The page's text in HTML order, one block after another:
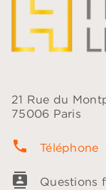
21 Rue du
75006 Paris
phone Téléphone
contacts Questions